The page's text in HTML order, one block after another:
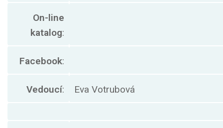
On-line
katalog:
Facebook:
Vedoucí: Eva Votrubová